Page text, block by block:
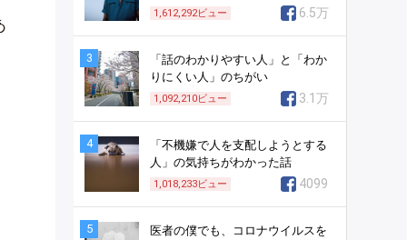
1,612,292ビュー 6.5万
3
「話のわかりやすい人」と「わか
りにくい人」のちがい
1,092,210ビュー 3.1万
4
「不機嫌で人を支配しようとする
人」の気持ちがわかった話
1,018,233ビュー 4099
5
医者の僕でも、コロナウイルスを